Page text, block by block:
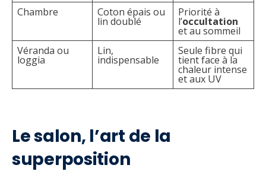
Chambre
Coton épais ou
lin doublé
Priorité à
l’occultation
et au sommeil
Véranda ou
loggia
Lin,
indispensable
Seule fibre qui
tient face à la
chaleur intense
et aux UV
Le salon, l’art de la
superposition